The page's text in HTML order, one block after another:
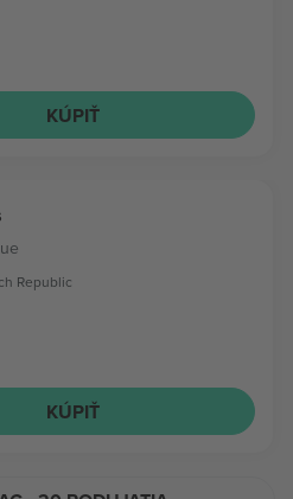
KÚPIŤ
Republic
KÚPIŤ